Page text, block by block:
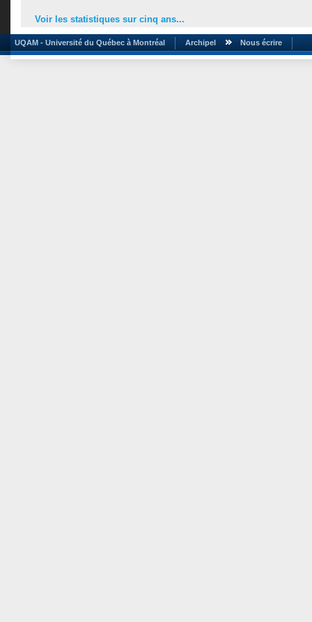
Voir les statistiques sur cinq ans...
UQAM - Université du Québec à Montréal Archipel Nous écrire